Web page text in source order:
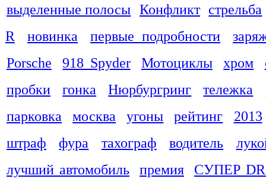
выделенные полосы Конфликт стрельба
R
новинка первые подробности
Porsche
918 Spyder Мотоциклы хром
пробки
гонка Нюрбургринг тележка
парковка
москва угоны рейтинг
2013
штраф
фура тахограф водитель
лучший автомобиль
премия
СУПЕР